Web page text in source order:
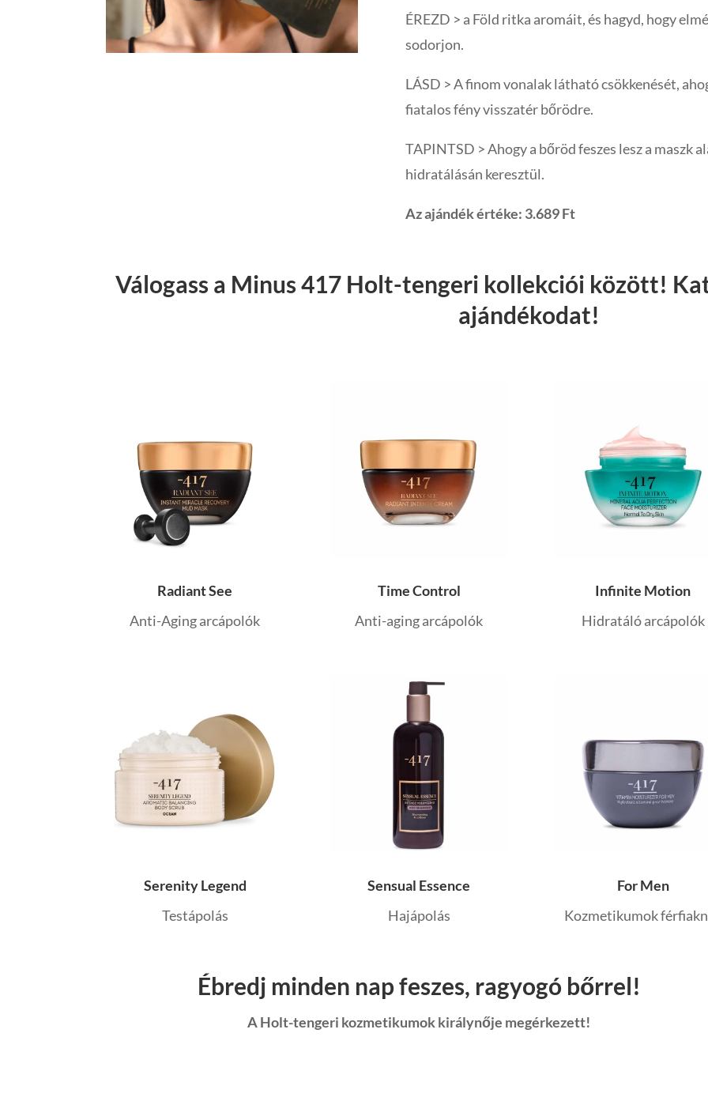
ÉREZD > a Föld ritka aromáit, és hagyd, hogy
sodorjon.
LÁSD > A finom vonalak látható csökkenését,
fiatalos fény visszatér bőrödre.
TAPINTSD > Ahogy a bőröd feszes lesz a maszk
hidratálásán keresztül.
Az ajándék értéke: 3.689 Ft
Válogass a Minus 417 Holt-tengeri kollekciói között!
ajándékodat!
Radiant See
Anti-Aging arcápolók
Time Control
Anti-aging arcápolók
Infinite Motion
Hidratáló arcápolók
Serenity Legend
Testápolás
Sensual Essence
Hajápolás
For Men
Kozmetikumok
Ébredj minden nap feszes, ragyogó bőrrel!
A Holt-tengeri kozmetikumok királynője megérkezett!